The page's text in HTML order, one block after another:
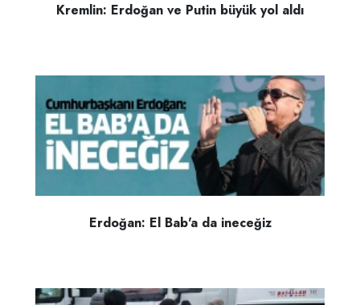
Kremlin: Erdoğan ve Putin büyük yol aldı
Erdoğan: El Bab'a da ineceğiz